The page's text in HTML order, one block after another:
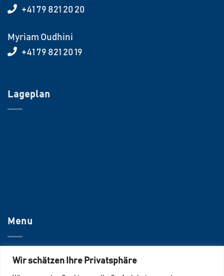
Wir schätzen Ihre Privatsphäre
+41 79 821 20 20
Myriam Oudhini
+41 79 821 20 19
Lageplan
Menu
UNTERNEHMEN